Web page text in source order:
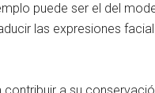
puede ser el del
las expresiones